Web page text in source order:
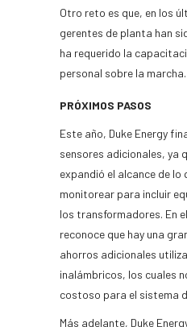
Otro reto es que, en los
gerentes de planta han
ha requerido la
personal sobre la marcha.
PRÓXIMOS PASOS
Este año, Duke Energy
sensores adicionales, ya
expandió el alcance de lo
monitorear para incluir
los transformadores. En
reconoce que hay una
ahorros adicionales
inalámbricos, los cuales
costoso para el sistema
Más adelante, Duke